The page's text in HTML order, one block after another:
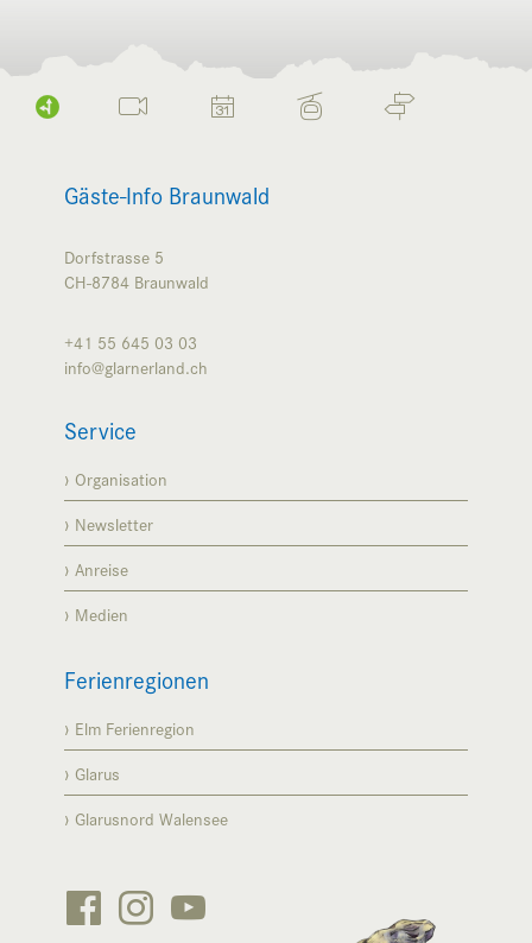
Gäste-Info Braunwald
Dorfstrasse 5
CH-8784 Braunwald
+41 55 645 03 03
info@glarnerland.ch
Service
Organisation
Newsletter
Anreise
Medien
Ferienregionen
Elm Ferienregion
Glarus
Glarusnord Walensee

 